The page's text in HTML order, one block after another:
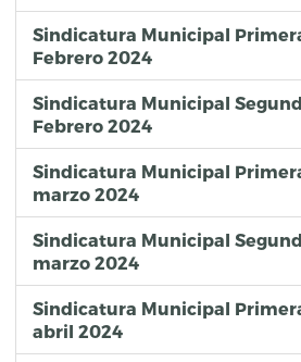
Sindicatura Municipal
Febrero 2024
Sindicatura Municipal
Febrero 2024
Sindicatura Municipal
marzo 2024
Sindicatura Municipal
marzo 2024
Sindicatura Municipal
abril 2024